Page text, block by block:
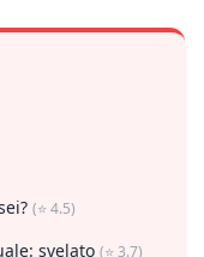
(⭐ 4.5)
svelato (⭐ 3.7)